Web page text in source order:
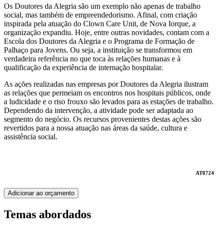
Os Doutores da Alegria são um exemplo não apenas de trabalho
social, mas também de empreendedorismo. Afinal, com criação
inspirada pela atuação do Clown Care Unit, de Nova Iorque, a
organização expandiu. Hoje, entre outras novidades, contam com a
Escola dos Doutores da Alegria e o Programa de Formação de
Palhaço para Jovens. Ou seja, a instituição se transformou em
verdadeira referência no que toca às relações humanas e à
qualificação da experiência de internação hospitalar.
As ações realizadas nas empresas por Doutores da Alegria ilustram
as relações que permeiam os encontros nos hospitais públicos, onde
a ludicidade e o riso frouxo são levados para as estações de trabalho.
Dependendo da intervenção, a atividade pode ser adaptada ao
segmento do negócio. Os recursos provenientes destas ações são
revertidos para a nossa atuação nas áreas da saúde, cultura e
assistência social.
AT0724
Adicionar ao orçamento
Temas abordados